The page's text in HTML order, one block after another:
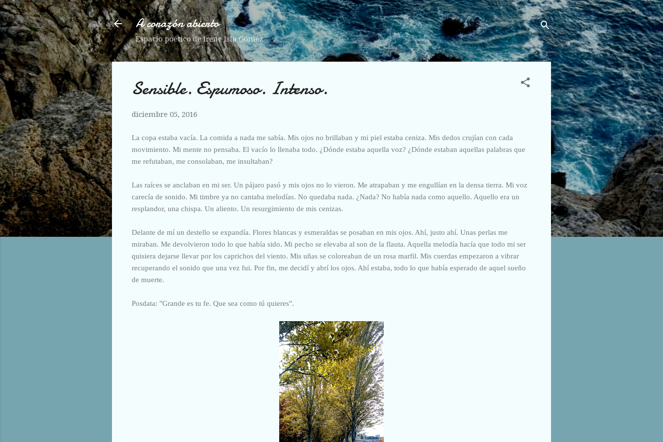
Ir al contenido principal
A corazón abierto
Espacio poético de Irene Isla Gómez
Sensible. Espumoso. Intenso.
diciembre 05, 2016
La copa estaba vacía. La comida a nada me sabía. Mis ojos no brillaban y mi piel estaba ceniza. Mis dedos crujían con cada
movimiento. Mi mente no pensaba. El vacío lo llenaba todo. ¿Dónde estaba aquella voz? ¿Dónde estaban aquellas palabras que
me refutaban, me consolaban, me insultaban?
Las raíces se anclaban en mi ser. Un pájaro pasó y mis ojos no lo vieron. Me atrapaban y me engullían en la densa tierra. Mi voz
carecía de sonido. Mi timbre ya no cantaba melodías. No quedaba nada. ¿Nada? No había nada como aquello. Aquello era un
resplandor, una chispa. Un aliento. Un resurgimiento de mis cenizas.
Delante de mí un destello se expandía. Flores blancas y esmeraldas se posaban en mis ojos. Ahí, justo ahí. Unas perlas me
miraban. Me devolvieron todo lo que había sido. Mi pecho se elevaba al son de la flauta. Aquella melodía hacía que todo mi ser
quisiera dejarse llevar por los caprichos del viento. Mis uñas se coloreaban de un rosa marfil. Mis cuerdas empezaron a vibrar
recuperando el sonido que una vez fui. Por fin, me decidí y abrí los ojos. Ahí estaba, todo lo que había esperado de aquel sueño
de muerte.
Posdata: "Grande es tu fe. Que sea como tú quieres".